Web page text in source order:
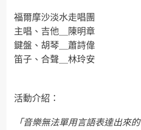
福爾摩沙淡水走唱團
主唱、吉他＿陳明章
鍵盤、胡琴＿蕭詩偉
笛子、合聲＿林玲安
活動介紹：
「音樂無法單用言語表達出來